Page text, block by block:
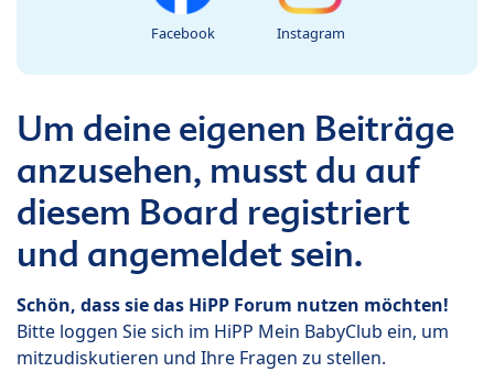
Facebook Instagram
Um deine eigenen Beiträge
anzusehen, musst du auf
diesem Board registriert
und angemeldet sein.
Schön, dass sie das HiPP Forum nutzen möchten!
Bitte loggen Sie sich im HiPP Mein BabyClub ein, um
mitzudiskutieren und Ihre Fragen zu stellen.